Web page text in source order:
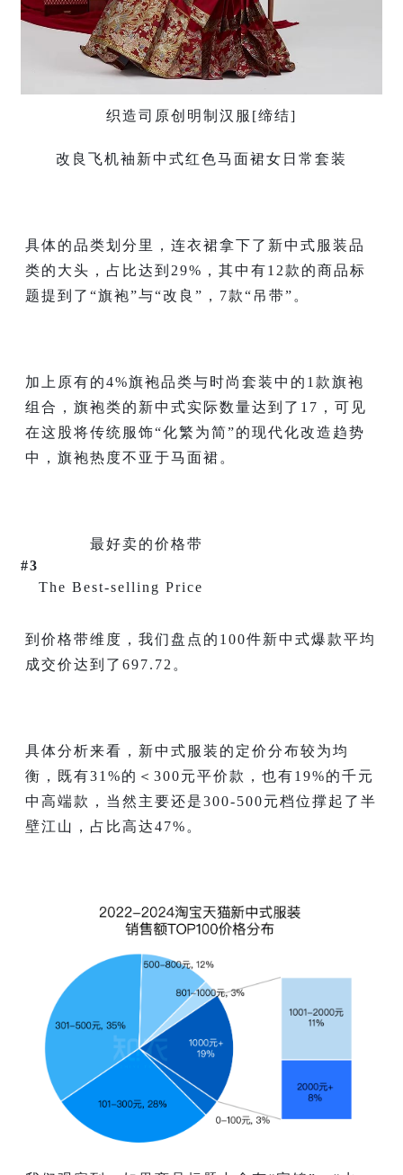
织造司原创明制汉服[缔结]
改良飞机袖新中式红色马面裙女日常套装
具体的品类划分里，连衣裙拿下了新中式服装品
类的大头，占比达到29%，其中有12款的商品标
题提到了“旗袍”与“改良”，7款“吊带”。
加上原有的4%旗袍品类与时尚套装中的1款旗袍
组合，旗袍类的新中式实际数量达到了17，可见
在这股将传统服饰“化繁为简”的现代化改造趋势
中，旗袍热度不亚于马面裙。
#3
最好卖的价格带
The Best-selling Price
到价格带维度，我们盘点的100件新中式爆款平均
成交价达到了697.72。
具体分析来看，新中式服装的定价分布较为均
衡，既有31%的＜300元平价款，也有19%的千元
中高端款，当然主要还是300-500元档位撑起了半
壁江山，占比高达47%。